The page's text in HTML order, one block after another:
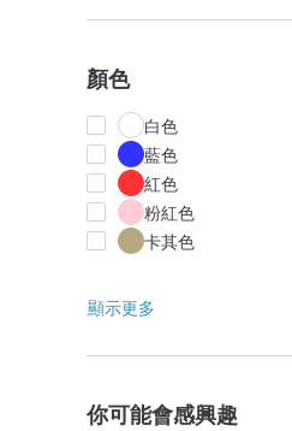
顏色
白色
藍色
紅色
粉紅色
卡其色
顯示更多
你可能會感興趣